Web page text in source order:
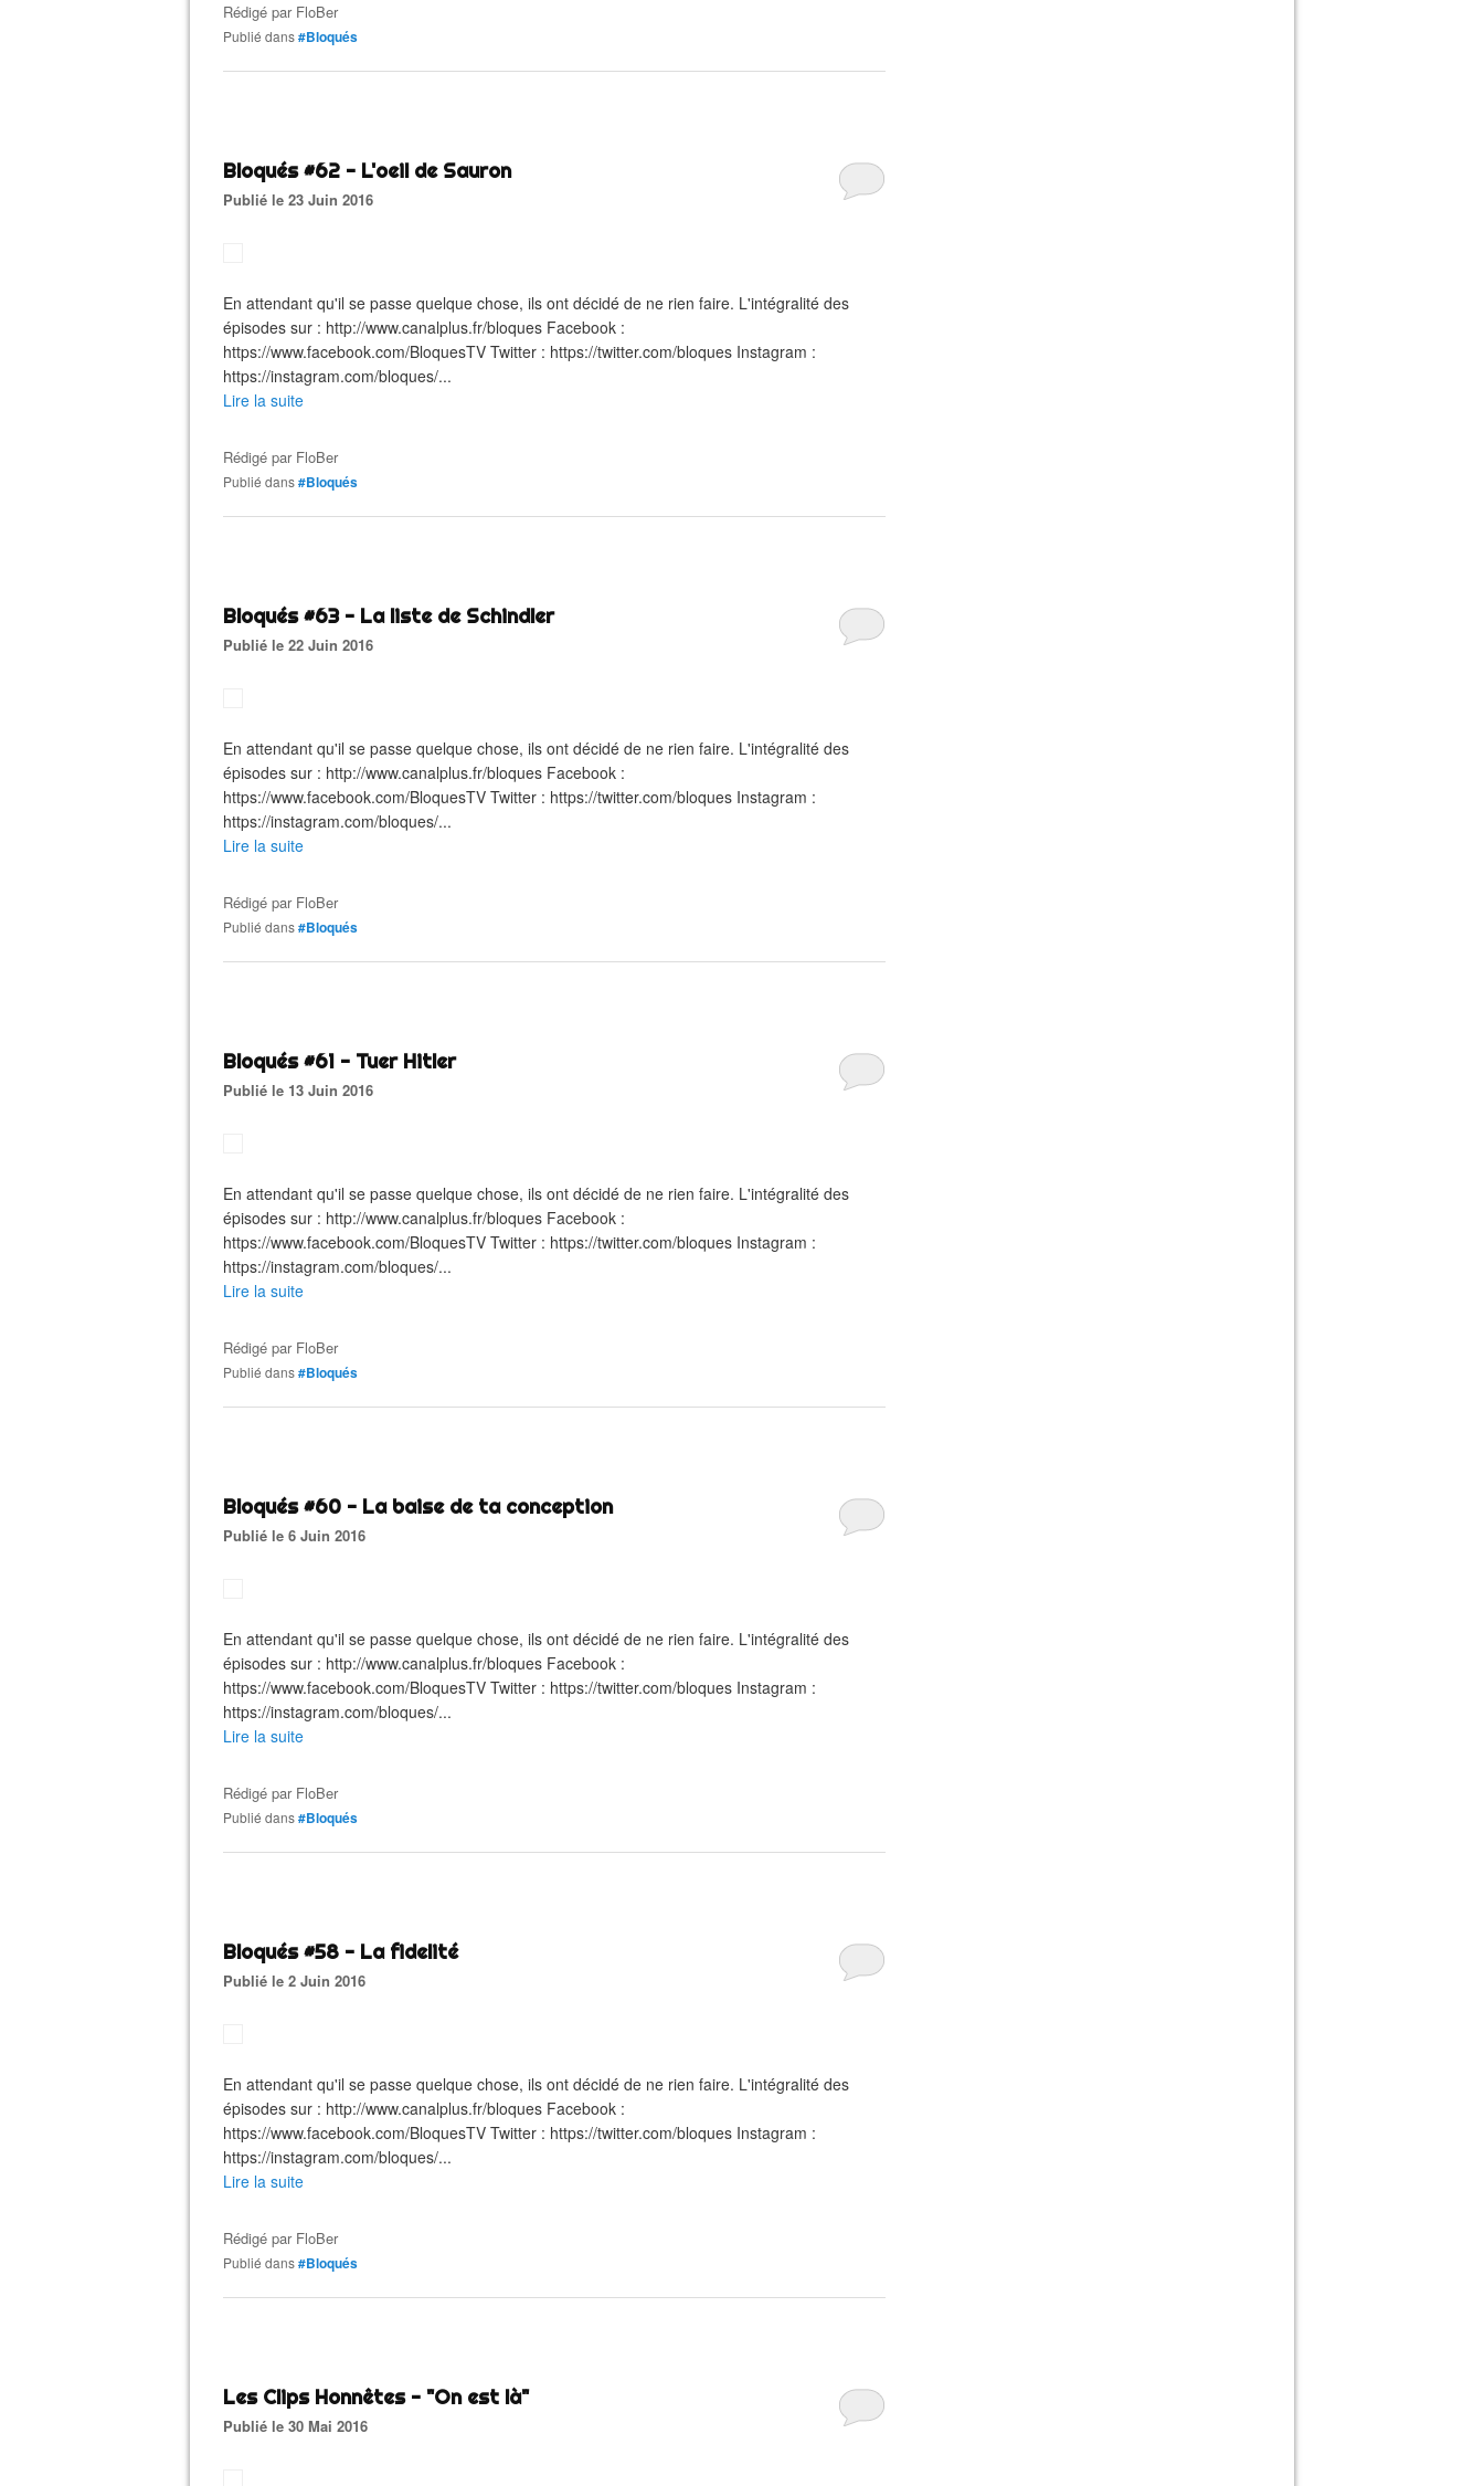
Rédigé par FloBer
Publié dans#Bloqués
Bloqués #62 - L'oeil de Sauron
Publié le 23 Juin 2016
En attendant qu'il se passe quelque chose, ils ont décidé de ne rien faire. L'intégralité des
épisodes sur : http://www.canalplus.fr/bloques Facebook :
https://www.facebook.com/BloquesTV Twitter : https://twitter.com/bloques Instagram :
https://instagram.com/bloques/...
Lire la suite
Rédigé par FloBer
Publié dans#Bloqués
Bloqués #63 - La liste de Schindler
Publié le 22 Juin 2016
En attendant qu'il se passe quelque chose, ils ont décidé de ne rien faire. L'intégralité des
épisodes sur : http://www.canalplus.fr/bloques Facebook :
https://www.facebook.com/BloquesTV Twitter : https://twitter.com/bloques Instagram :
https://instagram.com/bloques/...
Lire la suite
Rédigé par FloBer
Publié dans#Bloqués
Bloqués #61 - Tuer Hitler
Publié le 13 Juin 2016
En attendant qu'il se passe quelque chose, ils ont décidé de ne rien faire. L'intégralité des
épisodes sur : http://www.canalplus.fr/bloques Facebook :
https://www.facebook.com/BloquesTV Twitter : https://twitter.com/bloques Instagram :
https://instagram.com/bloques/...
Lire la suite
Rédigé par FloBer
Publié dans#Bloqués
Bloqués #60 - La baise de ta conception
Publié le 6 Juin 2016
En attendant qu'il se passe quelque chose, ils ont décidé de ne rien faire. L'intégralité des
épisodes sur : http://www.canalplus.fr/bloques Facebook :
https://www.facebook.com/BloquesTV Twitter : https://twitter.com/bloques Instagram :
https://instagram.com/bloques/...
Lire la suite
Rédigé par FloBer
Publié dans#Bloqués
Bloqués #58 - La fidelité
Publié le 2 Juin 2016
En attendant qu'il se passe quelque chose, ils ont décidé de ne rien faire. L'intégralité des
épisodes sur : http://www.canalplus.fr/bloques Facebook :
https://www.facebook.com/BloquesTV Twitter : https://twitter.com/bloques Instagram :
https://instagram.com/bloques/...
Lire la suite
Rédigé par FloBer
Publié dans#Bloqués
Les Clips Honnêtes - "On est là"
Publié le 30 Mai 2016